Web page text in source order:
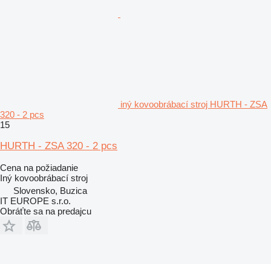
iný kovoobrábací stroj HURTH - ZSA
320 - 2 pcs
15
HURTH - ZSA 320 - 2 pcs
Cena na požiadanie
Iný kovoobrábací stroj
Slovensko, Buzica
IT EUROPE s.r.o.
Obráťte sa na predajcu